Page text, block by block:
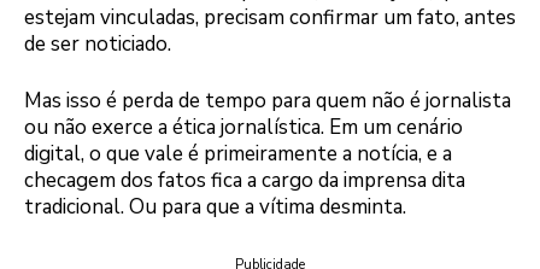
estejam vinculadas, precisam confirmar um fato, antes
de ser noticiado.
Mas isso é perda de tempo para quem não é jornalista
ou não exerce a ética jornalística. Em um cenário
digital, o que vale é primeiramente a notícia, e a
checagem dos fatos fica a cargo da imprensa dita
tradicional. Ou para que a vítima desminta.
Publicidade